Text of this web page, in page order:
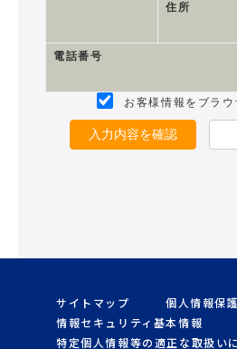
住所
電話番号
お客様情報をブラ
入力内容を確認
サイトマップ
個人情報保
情報セキュリティ基本情報
特定個人情報等の適正な取扱い